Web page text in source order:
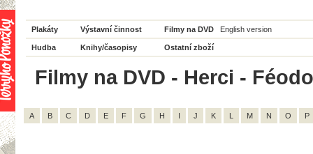
Plakáty Výstavní činnost Filmy na DVD English version
Hudba Knihy/časopisy Ostatní zboží
Filmy na DVD - Herci -
A B C D E F G H I J K L M N O P